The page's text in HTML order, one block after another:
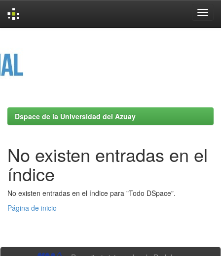
Dspace de la Universidad del Azuay
No existen entradas en el
índice
No existen entradas en el índice para "Todo DSpace".
Página de inicio